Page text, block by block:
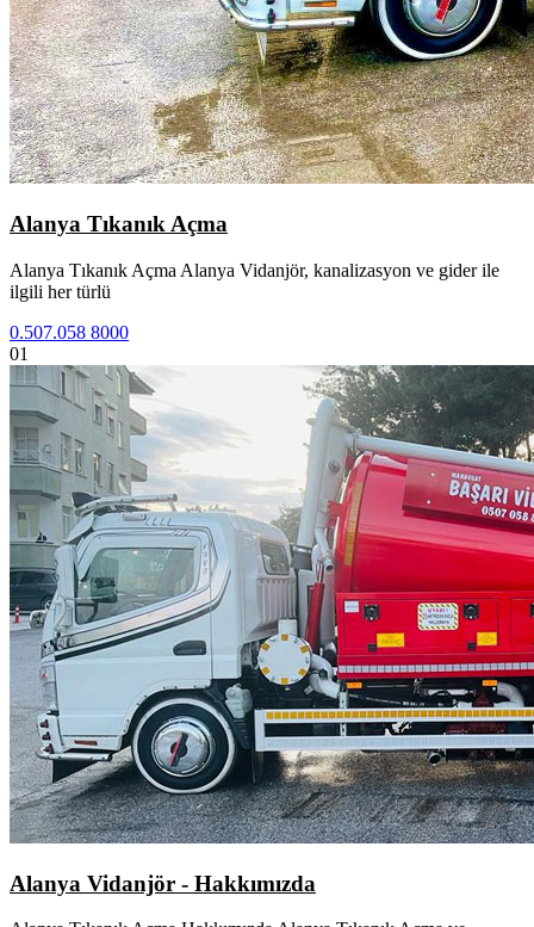
Alanya Tıkanık Açma
Alanya Tıkanık Açma Alanya Vidanjör, kanalizasyon ve gider ile
ilgili her türlü
0.507.058 8000
01
Alanya Vidanjör - Hakkımızda